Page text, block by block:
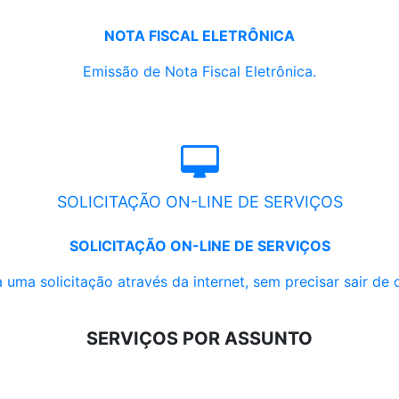
NOTA FISCAL ELETRÔNICA
Emissão de Nota Fiscal Eletrônica.
SOLICITAÇÃO ON-LINE DE SERVIÇOS
SOLICITAÇÃO ON-LINE DE SERVIÇOS
uma solicitação através da internet, sem precisar sair de
SERVIÇOS POR ASSUNTO